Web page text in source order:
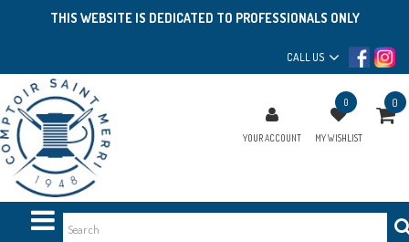
THIS WEBSITE IS DEDICATED TO PROFESSIONALS ONLY
CALL US
YOUR ACCOUNT
0
MY WISHLIST
0